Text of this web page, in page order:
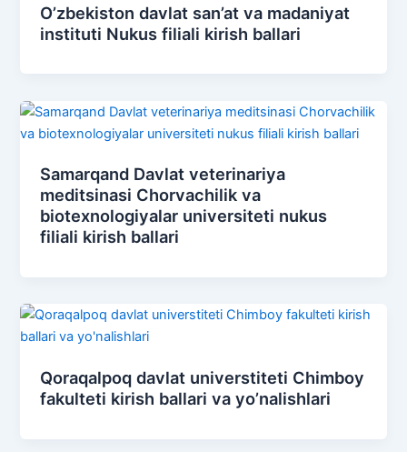
O’zbekiston davlat san’at va madaniyat
instituti Nukus filiali kirish ballari
Samarqand Davlat veterinariya
meditsinasi Chorvachilik va
biotexnologiyalar universiteti nukus
filiali kirish ballari
Qoraqalpoq davlat universtiteti Chimboy
fakulteti kirish ballari va yo’nalishlari